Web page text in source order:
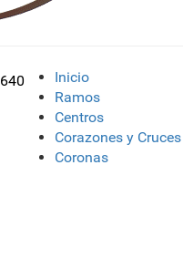
Inicio
Ramos
Centros
Corazones y Cruces
Coronas